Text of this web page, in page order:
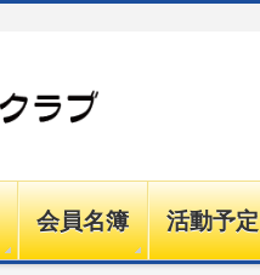
会員名簿 活動予定